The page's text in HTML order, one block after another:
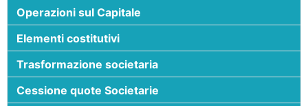
Operazioni sul Capitale
Elementi costitutivi
Trasformazione societaria
Cessione quote Societarie